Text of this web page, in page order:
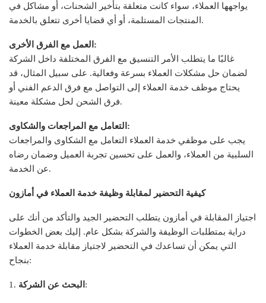
يواجهها العملاء، سواء كانت متعلقة بتأخير الشحنات، أو مشاكل في
المنتجات المستلمة، أو أي قضايا أخرى تتعلق بالخدمة.
العمل مع الفرق الأخرى:
غالبًا ما يتطلب الأمر التنسيق مع الفرق المختلفة داخل الشركة
لضمان حل مشكلات العملاء بسرعة وفعالية. على سبيل المثال، قد
يحتاج موظف خدمة العملاء إلى التواصل مع فرق الدعم الفني أو
فرق الشحن لحل مشكلة معينة.
التعامل مع المراجعات والشكاوى:
يجب على موظفي خدمة العملاء التعامل مع الشكاوى والمراجعات
السلبية من العملاء، والعمل على تحسين تجربة العميل وضمان رضاه
عن الخدمة.
كيفية التحضير لمقابلة وظيفة خدمة العملاء في أمازون
اجتياز المقابلة في أمازون يتطلب التحضير الجيد والتأكد من أنك على
دراية بمتطلبات الوظيفة والشركة بشكل عام. إليك بعض الخطوات
التي يمكن أن تساعدك في التحضير لاجتياز مقابلة خدمة العملاء
بنجاح:
1. البحث عن الشركة :